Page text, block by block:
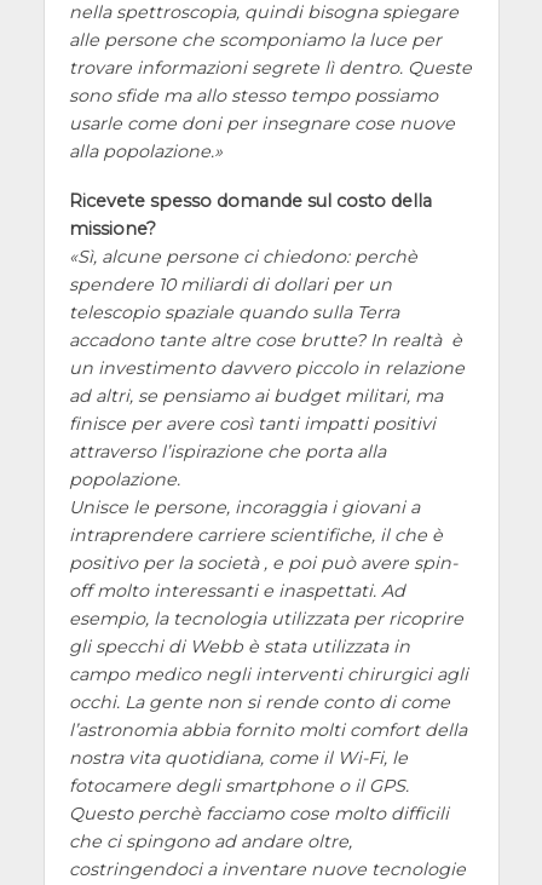
nella spettroscopia, quindi bisogna spiegare
alle persone che scomponiamo la luce per
trovare informazioni segrete lì dentro. Queste
sono sfide ma allo stesso tempo possiamo
usarle come doni per insegnare cose nuove
alla popolazione.
Ricevete spesso domande sul costo della
missione?
Sì, alcune persone ci chiedono: perchè
spendere 10 miliardi di dollari per un
telescopio spaziale quando sulla Terra
accadono tante altre cose brutte? In realtà è
un investimento davvero piccolo in relazione
ad altri, se pensiamo ai budget militari, ma
finisce per avere così tanti impatti positivi
attraverso l’ispirazione che porta alla
popolazione.
Unisce le persone, incoraggia i giovani a
intraprendere carriere scientifiche, il che è
positivo per la società , e poi può avere spin-
off molto interessanti e inaspettati. Ad
esempio, la tecnologia utilizzata per ricoprire
gli specchi di Webb è stata utilizzata in
campo medico negli interventi chirurgici agli
occhi. La gente non si rende conto di come
l’astronomia abbia fornito molti comfort della
nostra vita quotidiana, come il Wi-Fi, le
fotocamere degli smartphone o il GPS.
Questo perchè facciamo cose molto difficili
che ci spingono ad andare oltre,
costringendoci a inventare nuove tecnologie